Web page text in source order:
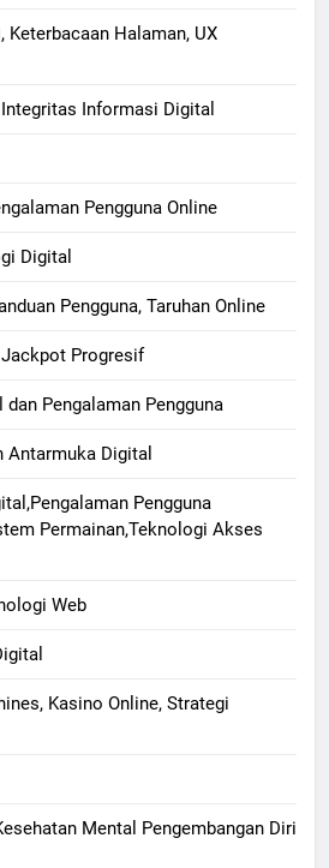
Halaman, UX
Informasi Digital
Pengguna Online
Digital
Pengguna, Taruhan Online
Progresif
dan Pengalaman Pengguna
Antarmuka Digital
Pengguna
Permainan,Teknologi Akses
Web
Kasino Online, Strategi
Mental Pengembangan Diri